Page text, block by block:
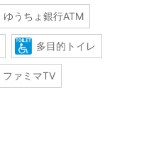
ゆうちょ銀行ATM
多目的トイレ
ファミマTV